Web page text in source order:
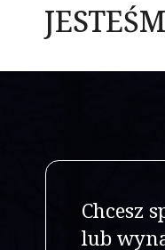
Chcesz
lub